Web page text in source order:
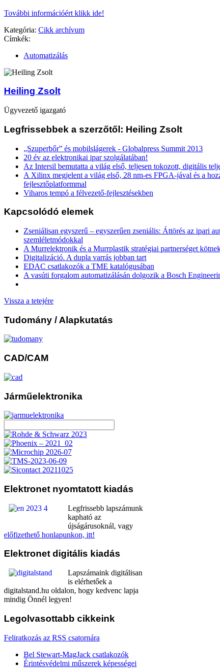
További információért klikk ide!
Kategória: Cikk archívum
Címkék:
Automatizálás
Heiling Zsolt
Ügyvezető igazgató
Legfrissebbek a szerzőtől: Heiling Zsolt
„Szuperbőr” és mobilslágerek - Globalpress Summit 2013
20 év az elektronikai ipar szolgálatában!
Az Intersil bemutatta a világ első, teljesen tokozott, digitális
A Xilinx megjelent a világ első, 28 nm-es FPGA-jával és a
fejlesztőplatformmal
Viharos tempó a félvezető-fejlesztésekben
Kapcsolódó elemek
Zseniálisan egyszerű – egyszerűen zseniális: Áttörés az ipari
szemléletmódokkal
A Murrelektronik és a Murrplastik stratégiai partnerséget
Digitalizáció. A dupla varrás jobban tart
EDAC csatlakozók a TME katalógusában
A vasúti forgalom automatizálásán dolgozik a Bosch
Vissza a tetejére
Tudomány / Alapkutatás
CAD/CAM
Járműelektronika
Elektronet nyomtatott kiadás
Legfrissebb lapszámunk
kapható az
újságárusoknál, vagy
előfizethető honlapunkon, itt!
Elektronet digitális kiadás
Lapszámaink digitálisan
is elérhetőek a
digitalstand.hu oldalon, hogy kedvenc lapja
mindig Önnél legyen!
Legolvasottabb cikkeink
Feliratkozás az RSS csatornára
Bel Stewart-MagJack csatlakozók
Érintésvédelmi műszerek képességei